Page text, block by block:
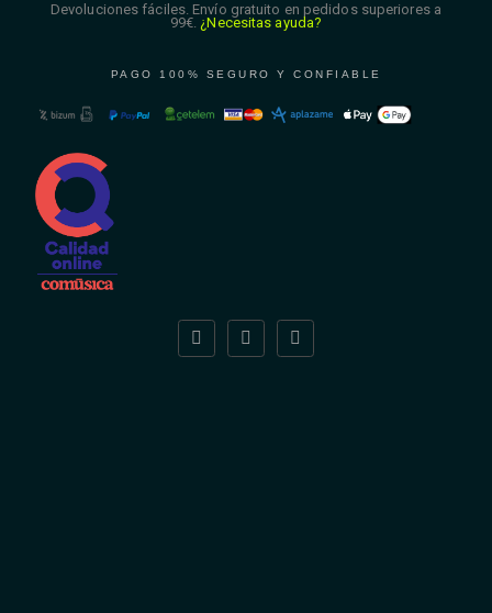
Devoluciones fáciles. Envío gratuito en pedidos superiores a
99€. ¿Necesitas ayuda?
PAGO 100% SEGURO Y CONFIABLE